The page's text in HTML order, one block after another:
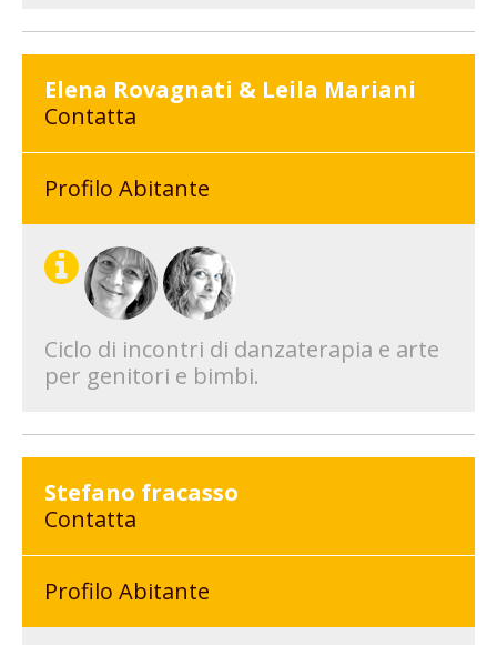
Elena Rovagnati & Leila Mariani
Contatta
Profilo Abitante
Ciclo di incontri di danzaterapia e arte
per genitori e bimbi.
Stefano fracasso
Contatta
Profilo Abitante